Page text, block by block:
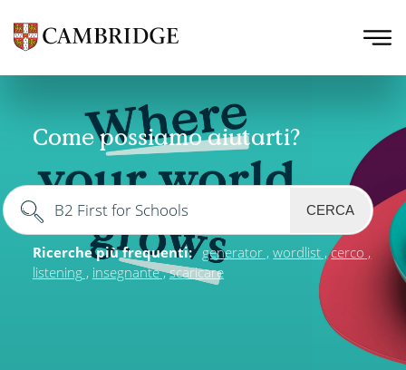
Come possiamo aiutarti?
CERCA
Ricerche più frequenti: generator wordlist cerco
listening
insegnante scaricare